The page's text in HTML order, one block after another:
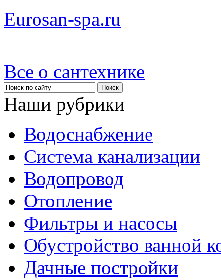
Eurosan-spa.ru
Все о сантехнике
Наши рубрики
Водоснабжение
Система канализации
Водопровод
Отопление
Фильтры и насосы
Обустройство ванной
Дачные постройки